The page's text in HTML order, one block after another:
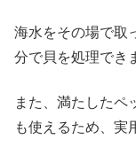
海水をその場で取
分で貝を処理でき
また、満たしたペ
も使えるため、実